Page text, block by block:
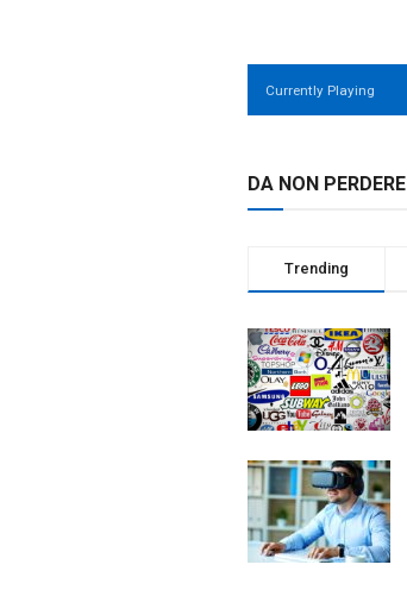
Currently Playing
DA NON PERDERE
Trending